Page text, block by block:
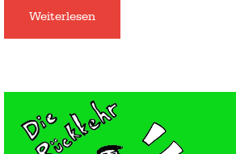
Weiterlesen